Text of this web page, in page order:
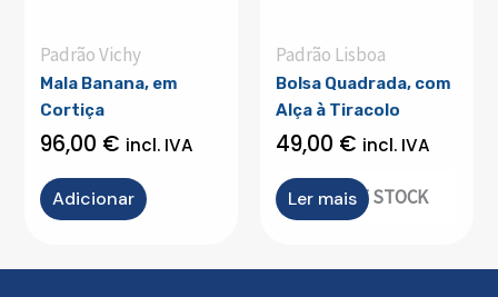
Padrão Vichy
Mala Banana, em
Cortiça
96,00 € incl. IVA
Adicionar
Padrão Lisboa
OUT OF STOCK
Bolsa Quadrada, com
Alça à Tiracolo
49,00 € incl. IVA
Ler mais